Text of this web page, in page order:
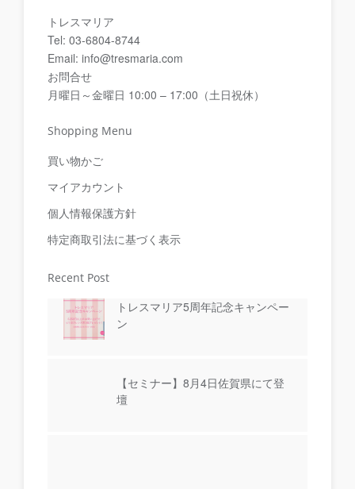
トレスマリア
Tel: 03-6804-8744
Email: info@tresmaria.com
お問合せ
月曜日～金曜日 10:00 – 17:00（土日祝休）
Shopping Menu
買い物かご
マイアカウント
個人情報保護方針
特定商取引法に基づく表示
Recent Post
トレスマリア5周年記念キャンペー
ン
【セミナー】8月4日佐賀県にて登
壇